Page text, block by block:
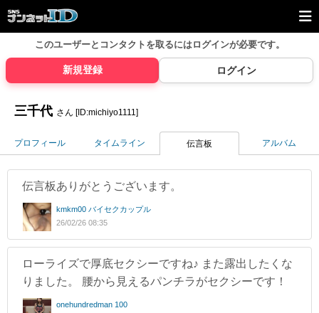
このユーザーとコンタクトを取るにはログインが必要です。
新規登録 ログイン
三千代 さん [ID:michiyo1111]
プロフィール タイムライン 伝言板 アルバム
伝言板ありがとうございます。
kmkm00 バイセクカップル
26/02/26 08:35
ローライズで厚底セクシーですね♪ また露出したくな
りました。 腰から見えるパンチラがセクシーです！
onehundredman 100